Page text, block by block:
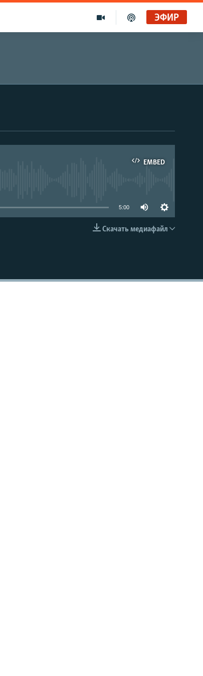
ЭФИР
EMBED
EMBED
5:00
Скачать медиафайл